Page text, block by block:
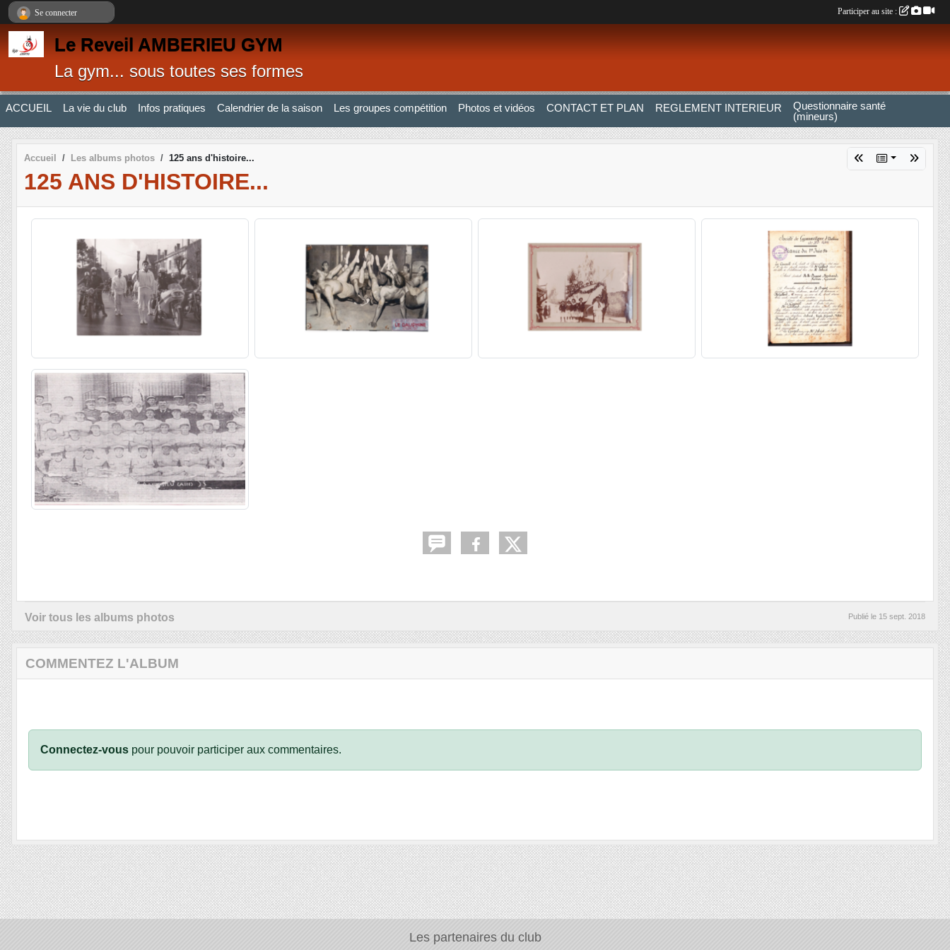
Le Reveil AMBERIEU GYM
La gym... sous toutes ses formes
ACCUEIL La vie du club Infos pratiques Calendrier de la saison Les groupes compétition Photos et vidéos CONTACT ET PLAN REGLEMENT INTERIEUR
Questionnaire santé
(mineurs)
Accueil Les albums photos 125 ans d'histoire...
125 ANS D'HISTOIRE...
Voir tous les albums photos Publié le 15 sept. 2018
COMMENTEZ L'ALBUM
Connectez-vous pour pouvoir participer aux commentaires.
Les partenaires du club
Se connecter Participer au site :
Panneau de gestion des cookies